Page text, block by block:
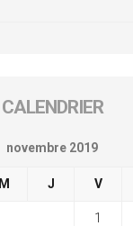
CALENDRIER
novembre 2019
M J V
1